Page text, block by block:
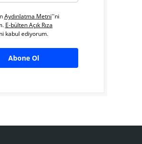
Aydınlatma Metni''ni
E-bülten Açık Rıza
kabul ediyorum.
Abone Ol